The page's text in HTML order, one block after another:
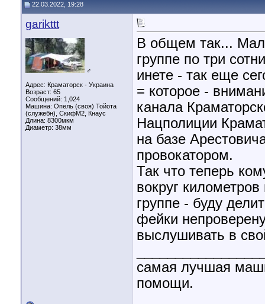
22.03.2022, 19:28
garikttt
♂
Адрес: Краматорск - Украина
Возраст: 65
Сообщений: 1,024
Машина: Опель (своя) Тойота
(служебн), СкифМ2, Кнаус
Длина: 8300мкм
Диаметр: 38мм
В общем так...
группе по три
инете - так еще
= которое -
канала
Нацполиции
на базе
провокатором.
Так что теперь
вокруг
группе - буду
фейки
выслушивать в
самая лучшая
помощи.